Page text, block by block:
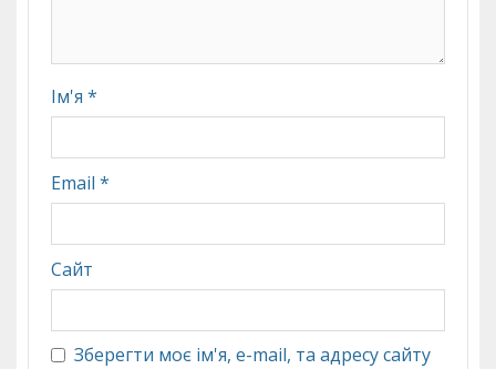
Ім'я *
Email *
Сайт
Зберегти моє ім'я, e-mail, та адресу сайту